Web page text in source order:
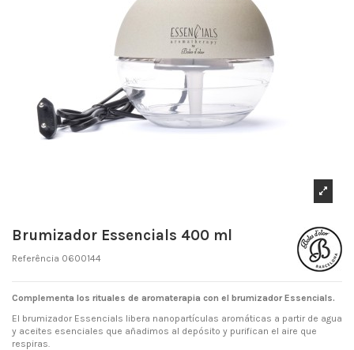
Brumizador Essencials 400 ml
Referência 0600144
Complementa los rituales de aromaterapia con el brumizador Essencials.
El brumizador Essencials libera nanopartículas aromáticas a partir de agua
y aceites esenciales que añadimos al depósito y purifican el aire que
respiras.